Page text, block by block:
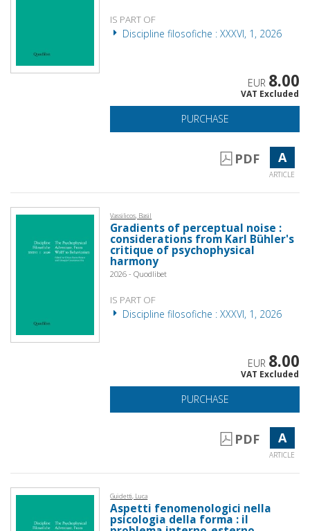
IS PART OF
Discipline filosofiche : XXXVI, 1, 2026
EUR 8.00
VAT Excluded
PURCHASE
PDF A
ARTICLE
Vassilicos, Basil
Gradients of perceptual noise :
considerations from Karl Bühler's
critique of psychophysical
harmony
2026 - Quodlibet
IS PART OF
Discipline filosofiche : XXXVI, 1, 2026
EUR 8.00
VAT Excluded
PURCHASE
PDF A
ARTICLE
Guidetti, Luca
Aspetti fenomenologici nella
psicologia della forma : il